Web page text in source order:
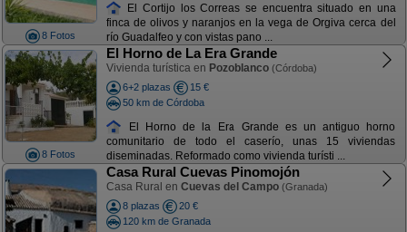
8 Fotos
El Cortijo los Correas se encuentra situado en una
finca de olivos y naranjos en la vega de Orgiva cerca del
río Guadalfeo y con vistas pano ...
8 Fotos
El Horno de La Era Grande
Vivienda turística en Pozoblanco (Córdoba)
6+2 plazas
15 €
50 km de Córdoba
El Horno de la Era Grande es un antiguo horno
comunitario de todo el caserío, unas 15 viviendas
diseminadas. Reformado como vivienda turísti ...
Casa Rural Cuevas Pinomojón
Casa Rural en Cuevas del Campo (Granada)
8 plazas
20 €
120 km de Granada